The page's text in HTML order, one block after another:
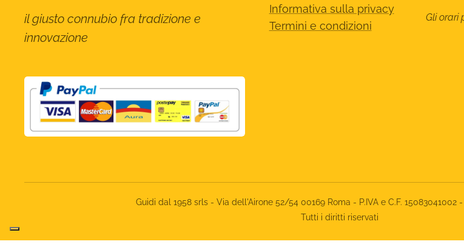
il giusto connubio fra tradizione e
innovazione
Informativa sulla privacy
Termini e condizioni
Gli orari
Guidi dal 1958 srls - Via dell'Airone 52/54 00169 Roma - P.IVA e C.F. 15083041002 -
Tutti i diritti riservati